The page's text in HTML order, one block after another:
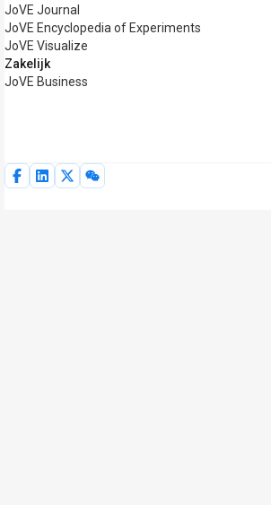
JoVE Journal
JoVE Encyclopedia of Experiments
JoVE Visualize
Zakelijk
JoVE Business